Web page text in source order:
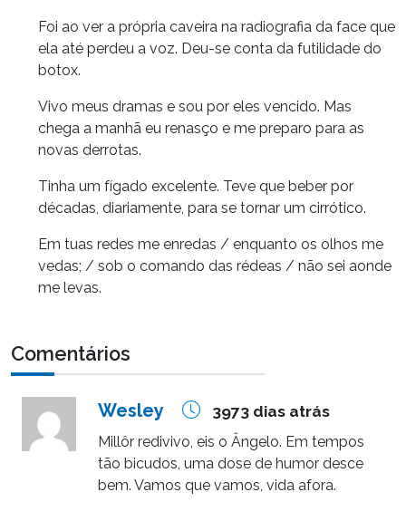
Foi ao ver a própria caveira na radiografia da face que
ela até perdeu a voz. Deu-se conta da futilidade do
botox.
Vivo meus dramas e sou por eles vencido. Mas
chega a manhã eu renasço e me preparo para as
novas derrotas.
Tinha um fígado excelente. Teve que beber por
décadas, diariamente, para se tornar um cirrótico.
Em tuas redes me enredas / enquanto os olhos me
vedas; / sob o comando das rédeas / não sei aonde
me levas.
Comentários
Wesley 3973 dias atrás
Millôr redivivo, eis o Ângelo. Em tempos
tão bicudos, uma dose de humor desce
bem. Vamos que vamos, vida afora.